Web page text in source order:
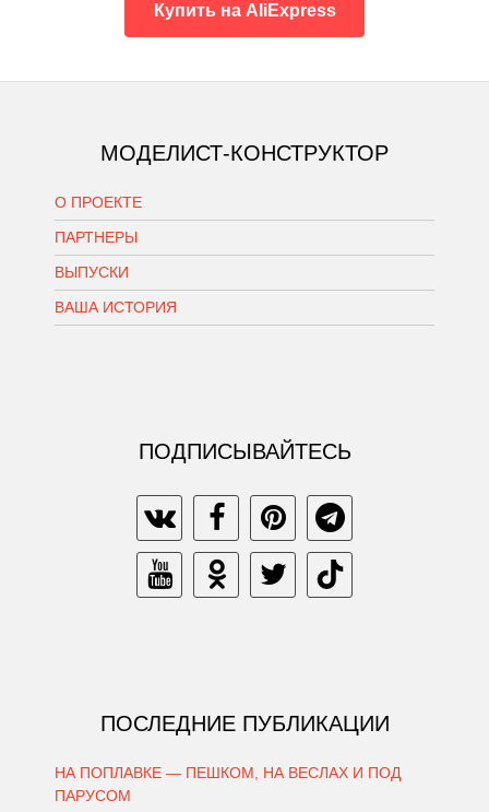
Купить на AliExpress
МОДЕЛИСТ-КОНСТРУКТОР
О ПРОЕКТЕ
ПАРТНЕРЫ
ВЫПУСКИ
ВАША ИСТОРИЯ
ПОДПИСЫВАЙТЕСЬ
ПОСЛЕДНИЕ ПУБЛИКАЦИИ
НА ПОПЛАВКЕ — ПЕШКОМ, НА ВЕСЛАХ И ПОД
ПАРУСОМ